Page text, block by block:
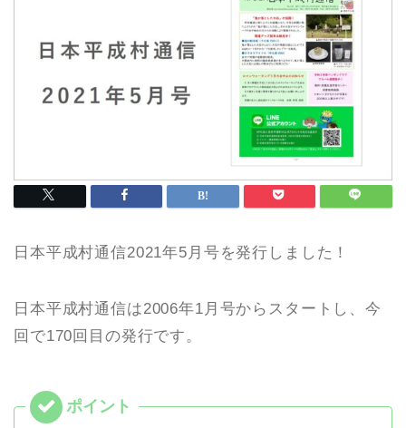
日本平成村通信2021年5月号を発行しました！
日本平成村通信は2006年1月号からスタートし、今
回で170回目の発行です。